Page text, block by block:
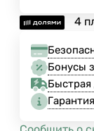
4
Бонусы
Быстрая